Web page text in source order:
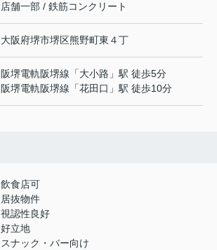
店舗一部 / 鉄筋コンクリート
大阪府堺市堺区熊野町東 ４丁
阪堺電軌阪堺線 「大小路 」駅 徒歩5分
阪堺電軌阪堺線 「花田口 」駅 徒歩10分
飲食店可
居抜物件
視認性良好
好立地
スナック・バー向け